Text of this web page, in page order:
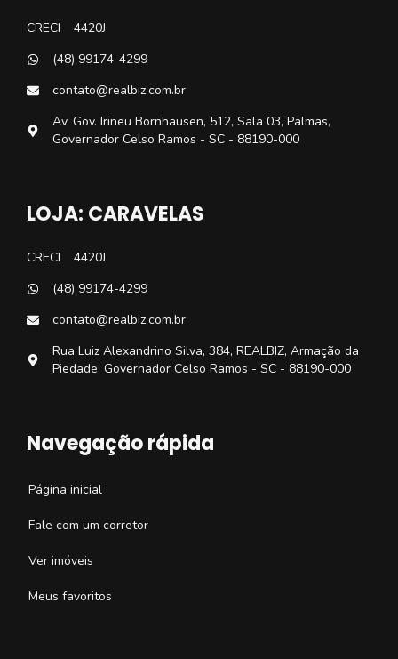
CRECI
4420J
(48) 99174-4299
contato@realbiz.com.br
Av. Gov. Irineu Bornhausen, 512, Sala 03, Palmas,
Governador Celso Ramos - SC - 88190-000
LOJA: CARAVELAS
CRECI
4420J
(48) 99174-4299
contato@realbiz.com.br
Rua Luiz Alexandrino Silva, 384, REALBIZ, Armação da
Piedade, Governador Celso Ramos - SC - 88190-000
Navegação rápida
Página inicial
Fale com um corretor
Ver imóveis
Meus favoritos